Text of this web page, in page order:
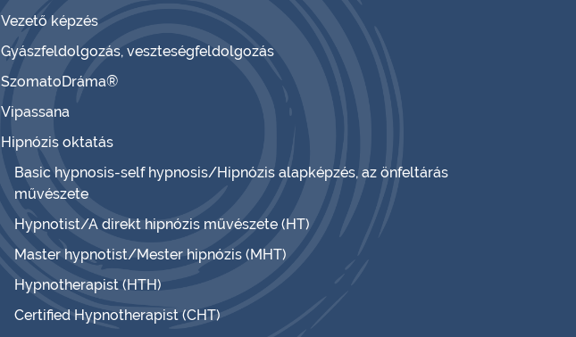
Vezető képzés
Gyászfeldolgozás, veszteségfeldolgozás
SzomatoDráma®
Vipassana
Hipnózis oktatás
Basic hypnosis-self hypnosis/Hipnózis alapképzés, az önfeltárás
művészete
Hypnotist/A direkt hipnózis művészete (HT)
Master hypnotist/Mester hipnózis (MHT)
Hypnotherapist (HTH)
Certified Hypnotherapist (CHT)